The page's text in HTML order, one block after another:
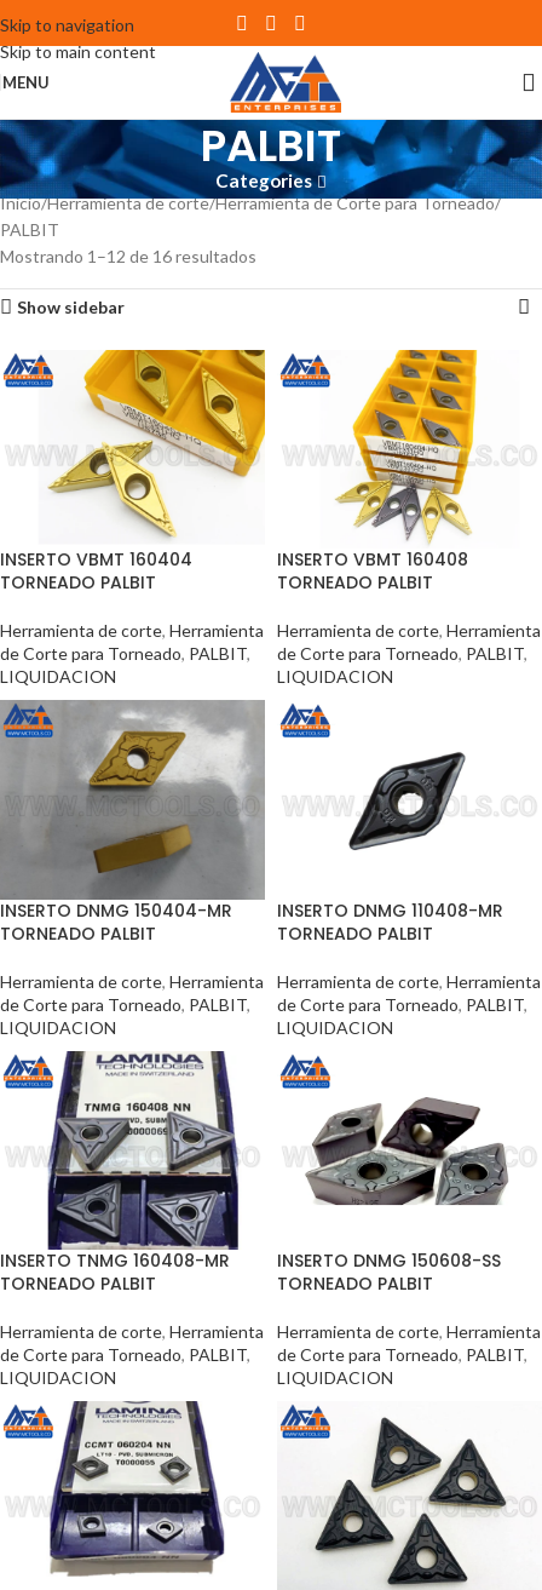
Skip to navigation
Skip to main content
MENU
PALBIT
Categories
Inicio Herramienta de corte Herramienta de Corte para Torneado
PALBIT
Mostrando 1–12 de 16 resultados
Show sidebar
INSERTO VBMT 160404
TORNEADO PALBIT
Herramienta de corte, Herramienta
de Corte para Torneado, PALBIT,
LIQUIDACION
INSERTO VBMT 160408
TORNEADO PALBIT
Herramienta de corte, Herramienta
de Corte para Torneado, PALBIT,
LIQUIDACION
INSERTO DNMG 150404-MR
TORNEADO PALBIT
Herramienta de corte, Herramienta
de Corte para Torneado, PALBIT,
LIQUIDACION
INSERTO DNMG 110408-MR
TORNEADO PALBIT
Herramienta de corte, Herramienta
de Corte para Torneado, PALBIT,
LIQUIDACION
INSERTO TNMG 160408-MR
TORNEADO PALBIT
Herramienta de corte, Herramienta
de Corte para Torneado, PALBIT,
LIQUIDACION
INSERTO DNMG 150608-SS
TORNEADO PALBIT
Herramienta de corte, Herramienta
de Corte para Torneado, PALBIT,
LIQUIDACION